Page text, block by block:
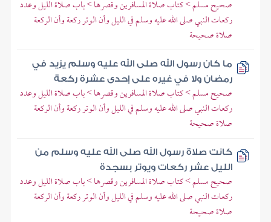
صحيح مسلم > كتاب صلاة المسافرين وقصرها > باب صلاة الليل وعدد
ركعات النبي صلى الله عليه وسلم في الليل وأن الوتر ركعة وأن الركعة
صلاة صحيحة
ما كان رسول الله صلى الله عليه وسلم يزيد في
رمضان ولا في غيره على إحدى عشرة ركعة
صحيح مسلم > كتاب صلاة المسافرين وقصرها > باب صلاة الليل وعدد
ركعات النبي صلى الله عليه وسلم في الليل وأن الوتر ركعة وأن الركعة
صلاة صحيحة
كانت صلاة رسول الله صلى الله عليه وسلم من
الليل عشر ركعات ويوتر بسجدة
صحيح مسلم > كتاب صلاة المسافرين وقصرها > باب صلاة الليل وعدد
ركعات النبي صلى الله عليه وسلم في الليل وأن الوتر ركعة وأن الركعة
صلاة صحيحة